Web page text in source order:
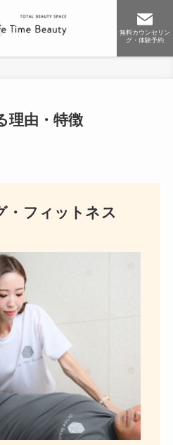
無料カウンセリン
グ・体験予約
理由・特徴
・フィットネス